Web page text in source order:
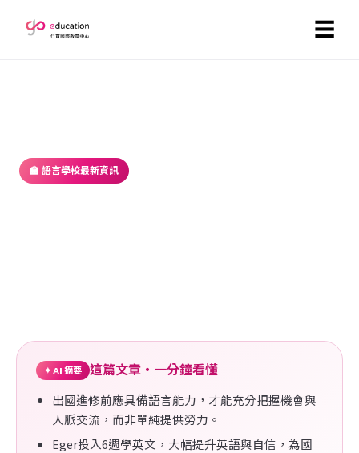
☰
🏫 語言學校最新資訊
✦ AI 摘要 這篇文章・一分鐘看懂
出國進修前應具備語言能力，才能充分把握機會與
人脈交流，而非單純提供勞力。
Eger投入6週學英文，大幅提升英語與自信，為國